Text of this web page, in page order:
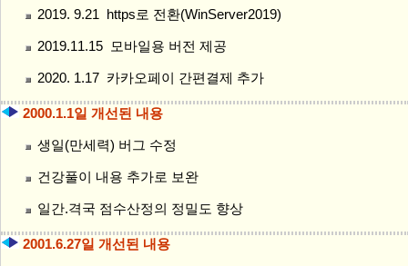
2019. 9.21 https로 전환(WinServer2019)
2019.11.15 모바일용 버전 제공
2020. 1.17 카카오페이 간편결제 추가
2000.1.1일 개선된 내용
생일(만세력) 버그 수정
건강풀이 내용 추가로 보완
일간.격국 점수산정의 정밀도 향상
2001.6.27일 개선된 내용